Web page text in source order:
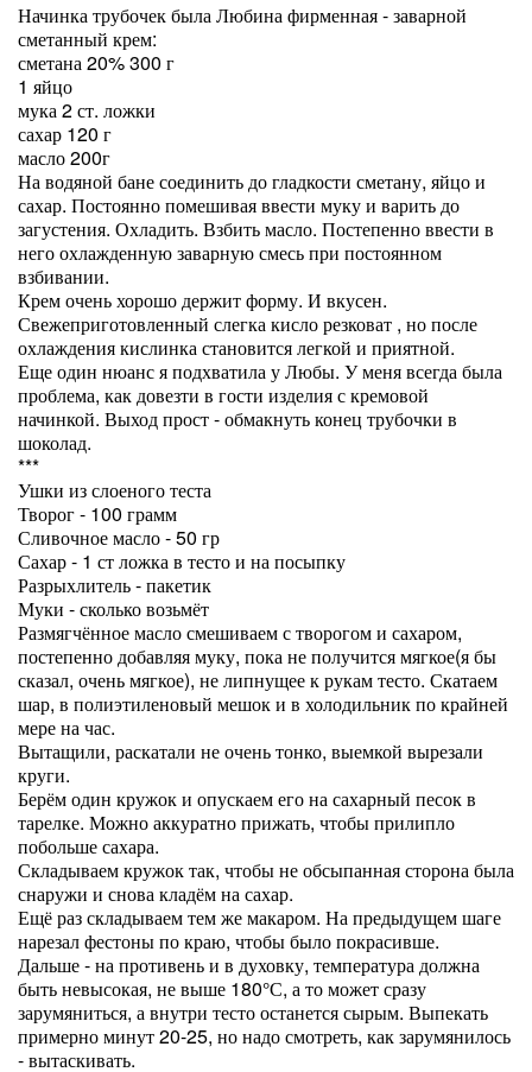
Начинка трубочек была Любина фирменная - заварной
сметанный крем:
сметана 20% 300 г
1 яйцо
мука 2 ст. ложки
сахар 120 г
масло 200г
На водяной бане соединить до гладкости сметану, яйцо и
сахар. Постоянно помешивая ввести муку и варить до
загустения. Охладить. Взбить масло. Постепенно ввести в
него охлажденную заварную смесь при постоянном
взбивании.
Крем очень хорошо держит форму. И вкусен.
Свежеприготовленный слегка кисло резковат , но после
охлаждения кислинка становится легкой и приятной.
Еще один нюанс я подхватила у Любы. У меня всегда была
проблема, как довезти в гости изделия с кремовой
начинкой. Выход прост - обмакнуть конец трубочки в
шоколад.
***
Ушки из слоеного теста
Творог - 100 грамм
Сливочное масло - 50 гр
Сахар - 1 ст ложка в тесто и на посыпку
Разрыхлитель - пакетик
Муки - сколько возьмёт
Размягчённое масло смешиваем с творогом и сахаром,
постепенно добавляя муку, пока не получится мягкое(я бы
сказал, очень мягкое), не липнущее к рукам тесто. Скатаем
шар, в полиэтиленовый мешок и в холодильник по крайней
мере на час.
Вытащили, раскатали не очень тонко, выемкой вырезали
круги.
Берём один кружок и опускаем его на сахарный песок в
тарелке. Можно аккуратно прижать, чтобы прилипло
побольше сахара.
Складываем кружок так, чтобы не обсыпанная сторона была
снаружи и снова кладём на сахар.
Ещё раз складываем тем же макаром. На предыдущем шаге
нарезал фестоны по краю, чтобы было покрасивше.
Дальше - на противень и в духовку, температура должна
быть невысокая, не выше 180°С, а то может сразу
зарумяниться, а внутри тесто останется сырым. Выпекать
примерно минут 20-25, но надо смотреть, как зарумянилось
- вытаскивать.